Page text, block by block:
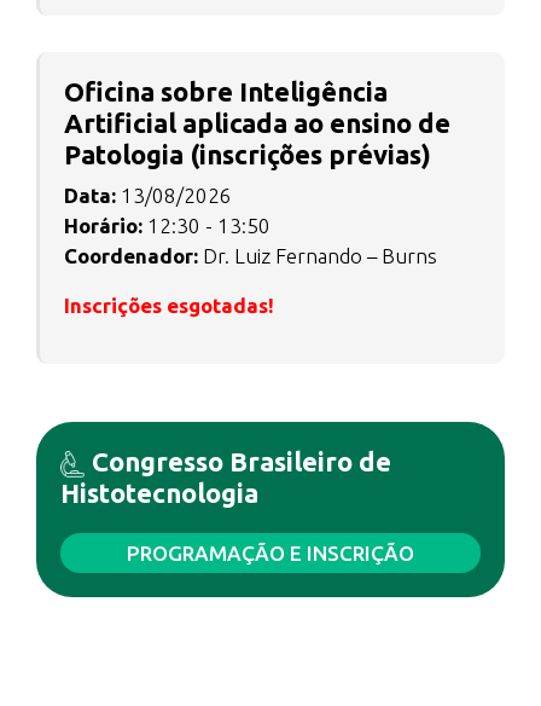
Oficina sobre Inteligência
Artificial aplicada ao ensino de
Patologia (inscrições prévias)
Data: 13/08/2026
Horário: 12:30 - 13:50
Coordenador: Dr. Luiz Fernando – Burns
Inscrições esgotadas!
Congresso Brasileiro de
Histotecnologia
PROGRAMAÇÃO E INSCRIÇÃO